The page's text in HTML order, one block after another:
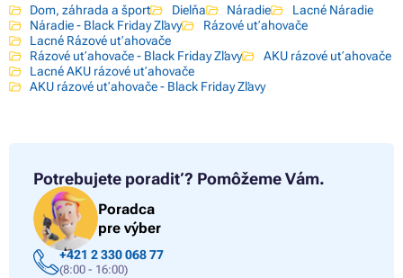
Dom, záhrada a šport Dielňa Náradie
Lacné Náradie
Náradie - Black Friday Zľavy
Rázové uťahovače
Lacné Rázové uťahovače
Rázové uťahovače - Black Friday Zľavy
AKU rázové uťahovače
Lacné AKU rázové uťahovače
AKU rázové uťahovače - Black Friday Zľavy
Potrebujete poradiť? Pomôžeme Vám.
Poradca
pre výber
+421 2 330 068 77
(8:00 - 16:00)